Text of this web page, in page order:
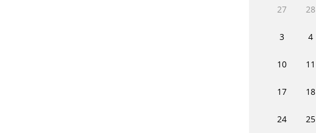
27 28
3 4
10 11
17 18
24 25